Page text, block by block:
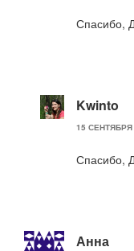
Спасибо,
Kwinto
15 СЕНТЯБРЯ
Спасибо,
Анна